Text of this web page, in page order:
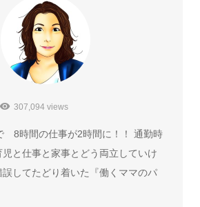
307,094 views
8時間の仕事が2時間に！！ 通勤時
児と仕事と家事とどう両立していけ
してたどり着いた『働くママのパ